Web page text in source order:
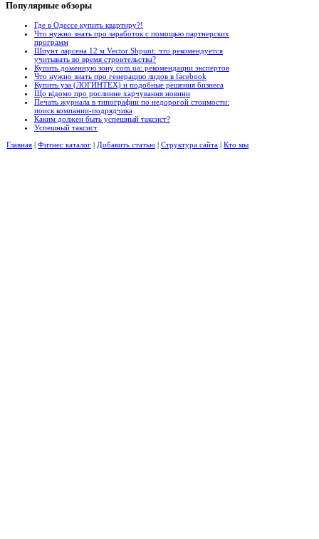
Популярные обзоры
Где в Одессе купить квартиру?!
Что нужно знать про заработок с помощью партнерских
программ
Шпунт ларсена 12 м Vector Shpunt: что рекомендуется
учитывать во время строительства?
Купить доменную зону com.ua: рекомендации экспертов
Что нужно знать про генерацию лидов в facebook
Купить уза (ЛОГИНТЕХ) и подобные решения бизнеса
Що відомо про рослинне харчування новини
Печать журнала в типографии по недорогой стоимости:
поиск компании-подрядчика
Каким должен быть успешный таксист?
Успешный таксист
Главная
Фитнес каталог Добавить статью Структура сайта Кто мы